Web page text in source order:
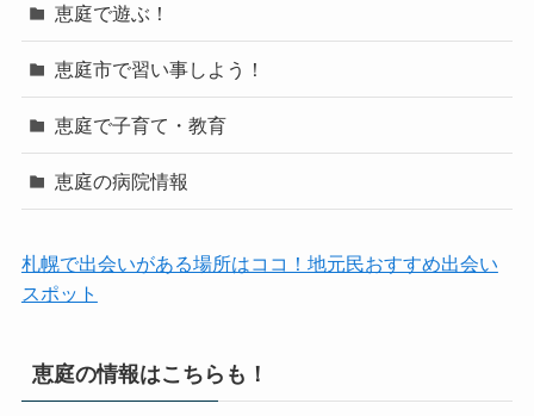
恵庭で遊ぶ！
恵庭市で習い事しよう！
恵庭で子育て・教育
恵庭の病院情報
札幌で出会いがある場所はココ！地元民おすすめ出会い
スポット
恵庭の情報はこちらも！